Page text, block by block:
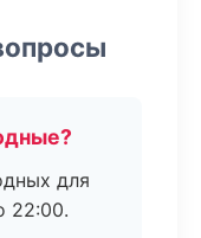
для
22:00.